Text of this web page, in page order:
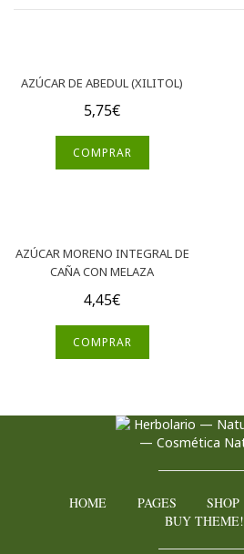
AZÚCAR DE ABEDUL (XILITOL)
5,75€
COMPRAR
AZÚCAR MORENO INTEGRAL DE
CAÑA CON MELAZA
4,45€
COMPRAR
HOME PAGES SHOP
BUY THEME!